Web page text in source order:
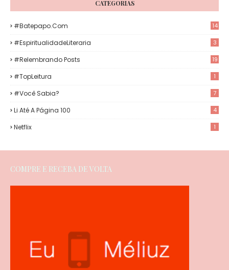
CATEGORIAS
#Batepapo.com 14
#EspiritualidadeLiteraria 3
#Relembrando Posts 19
#TopLeitura 1
#Você Sabia? 7
Li Até A Página 100 4
Netflix 1
COMPRE E RECEBA DE VOLTA